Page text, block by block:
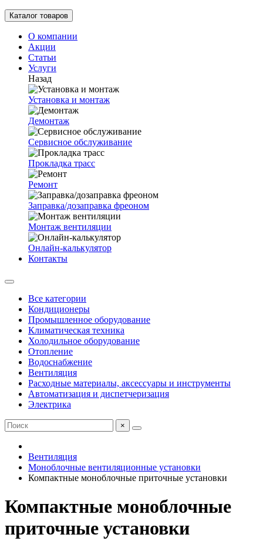
Каталог товаров
О компании
Акции
Статьи
Услуги
Назад
Установка и монтаж
Демонтаж
Сервисное обслуживание
Прокладка трасс
Ремонт
Заправка/дозаправка фреоном
Монтаж вентиляции
Онлайн-калькулятор
Контакты
Все категории
Кондиционеры
Промышленное оборудование
Климатическая техника
Холодильное оборудование
Отопление
Водоснабжение
Вентиляция
Расходные материалы, аксессуары и инструменты
Автоматизация и диспетчеризация
Электрика
×
Вентиляция
Моноблочные вентиляционные установки
Компактные моноблочные приточные установки
Компактные моноблочные
приточные установки